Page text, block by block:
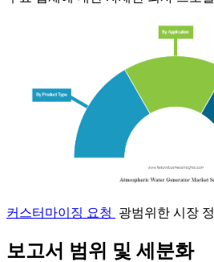
커스터마이징 요청 광범위한 시장
보고서 범위 및 세분화